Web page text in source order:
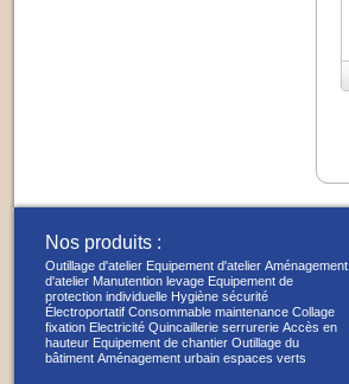
Nos produits :
Outillage d'atelier Equipement d'atelier Aménagement
d'atelier Manutention levage Equipement de
protection individuelle Hygiène sécurité
Électroportatif Consommable maintenance Collage
fixation Electricité Quincaillerie serrurerie Accès en
hauteur Equipement de chantier Outillage du
bâtiment Aménagement urbain espaces verts